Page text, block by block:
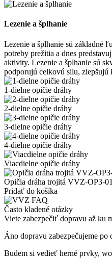
Lezenie a šplhanie
Lezenie a šplhanie sú základné
potreby prežitia a dnes
aktivity. Lezenie a šplhanie sú
podporujú celkovú silu,
1-dielne opičie dráhy
2-dielne opičie dráhy
3-dielne opičie dráhy
4-dielne opičie dráhy
Viacdielne opičie dráhy
Opičia dráha trojitá VVZ-OP3-01
Pridať do košíka
Často kladené otázky
Viete zabezpečiť dopravu až ku
Áno dopravu zabezpečujeme po
Budem si vedieť herné prvky,